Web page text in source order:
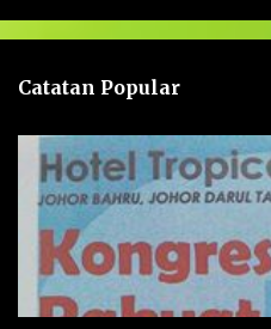
a
n
Catatan Popular